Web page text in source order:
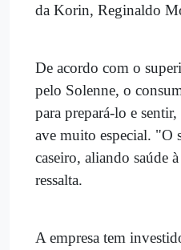
da Korin, Reginaldo
De acordo com o
pelo Solenne, o
para prepará-lo e
ave muito especial. "O
caseiro, aliando saúde
ressalta.
A empresa tem